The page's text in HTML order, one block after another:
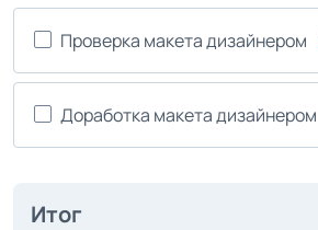
Проверка макета дизайнером
Доработка макета дизайнером
Итог